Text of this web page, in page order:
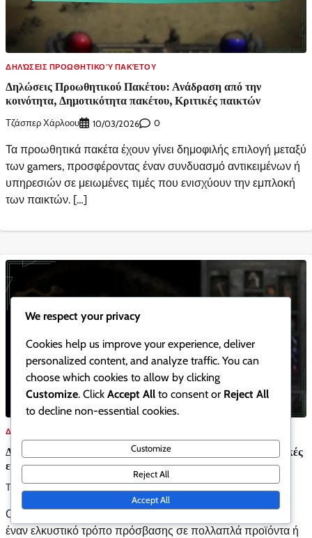
ΔΗΛΏΣΕΙΣ ΠΡΟΩΘΗΤΙΚΟΎ ΠΑΚΈΤΟΥ
Δηλώσεις Προωθητικού Πακέτου: Ανάδραση από την
κοινότητα, Δημοτικότητα πακέτου, Κριτικές παικτών
Τζάσπερ Χάρλοου 10/03/2026 0
Τα προωθητικά πακέτα έχουν γίνει δημοφιλής επιλογή μεταξύ
των gamers, προσφέροντας έναν συνδυασμό αντικειμένων ή
υπηρεσιών σε μειωμένες τιμές που ενισχύουν την εμπλοκή
των παικτών. […]
ΔΗΛΏΣΕΙΣ ΠΡΟΩΘΗΤΙΚΟΎ ΠΑΚΈΤΟΥ
Δηλώσεις Προωθητικού Πακέτου: Συμμετοχή σε προωθητικές
εκδηλώσεις, διαγωνισμούς Κοινότητας, Εμπλοκή
Τζάσπερ Χάρλοου
Οι προωθητικές προσφορές προσφέρουν στους πελάτες
έναν ελκυστικό τρόπο πρόσβασης σε πολλαπλά προϊόντα ή
We respect your privacy
Cookies help us improve your experience, deliver
personalized content, and analyze traffic. You can
choose which cookies to allow by clicking
Customize. Click Accept All to consent or Reject All
to decline non-essential cookies.
Customize
Reject All
Accept All